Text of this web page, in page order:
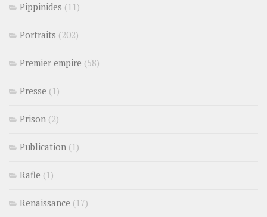
Pippinides (11)
Portraits (202)
Premier empire (58)
Presse (1)
Prison (2)
Publication (1)
Rafle (1)
Renaissance (17)